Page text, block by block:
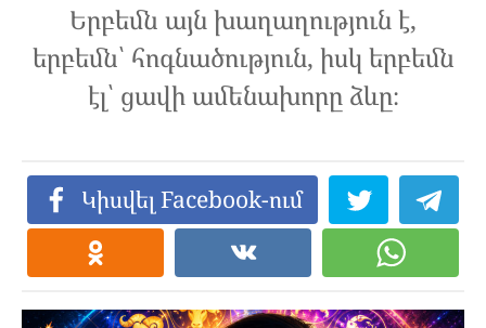
Երբեմն այն խաղաղություն է,
երբեմն՝ հոգնածություն, իսկ երբեմն
էլ՝ ցավի ամենախորը ձևը։
Կիսվել Facebook-ում